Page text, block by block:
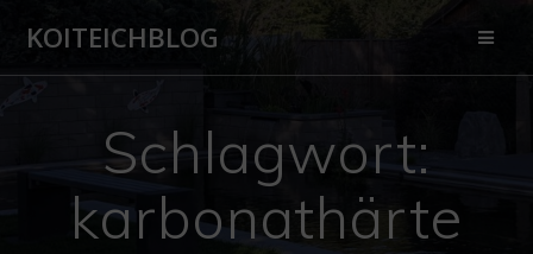
Inhalt
KOITEICHBLOG
Schlagwort:
karbonathärte